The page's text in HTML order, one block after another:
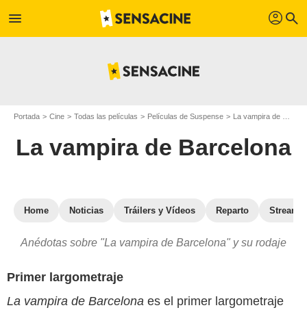
menu profil search
Portada Cine Todas las películas Películas de Suspense La vampira de Barcelona
La vampira de Barcelona
Home Noticias Tráilers y Vídeos Reparto
Anédotas sobre "La vampira de Barcelona" y su rodaje
Primer largometraje
La vampira de Barcelona es el primer largometraje